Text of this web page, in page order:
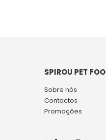
SPIROU PET
Sobre nós
Contactos
Promoções